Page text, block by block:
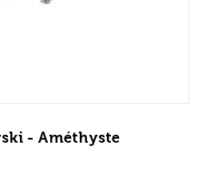
- Améthyste